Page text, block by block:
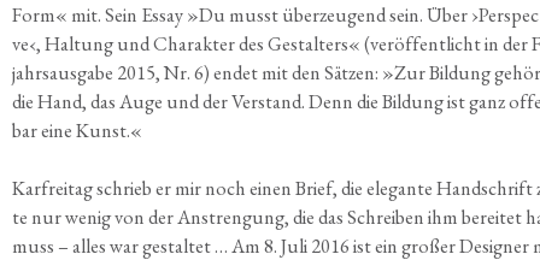
Form« mit. Sein Essay »Du musst über­zeu­gend sein. Über
ve‹, Hal­tung und Cha­rak­ter des Gestal­ters« (ver­öf­fent­licht in der
jahrs­aus­ga­be 2015, Nr. 6) endet mit den Sät­zen: »Zur Bil­dung
die Hand, das Auge und der Ver­stand. Denn die Bil­dung ist ganz
bar eine Kunst.«
Kar­frei­tag schrieb er mir noch einen Brief, die ele­gan­te Hand­schrift
te nur wenig von der Anstren­gung, die das Schrei­ben ihm berei­tet
muss – alles war gestal­tet … Am 8. Juli 2016 ist ein gro­ßer Desi­gner